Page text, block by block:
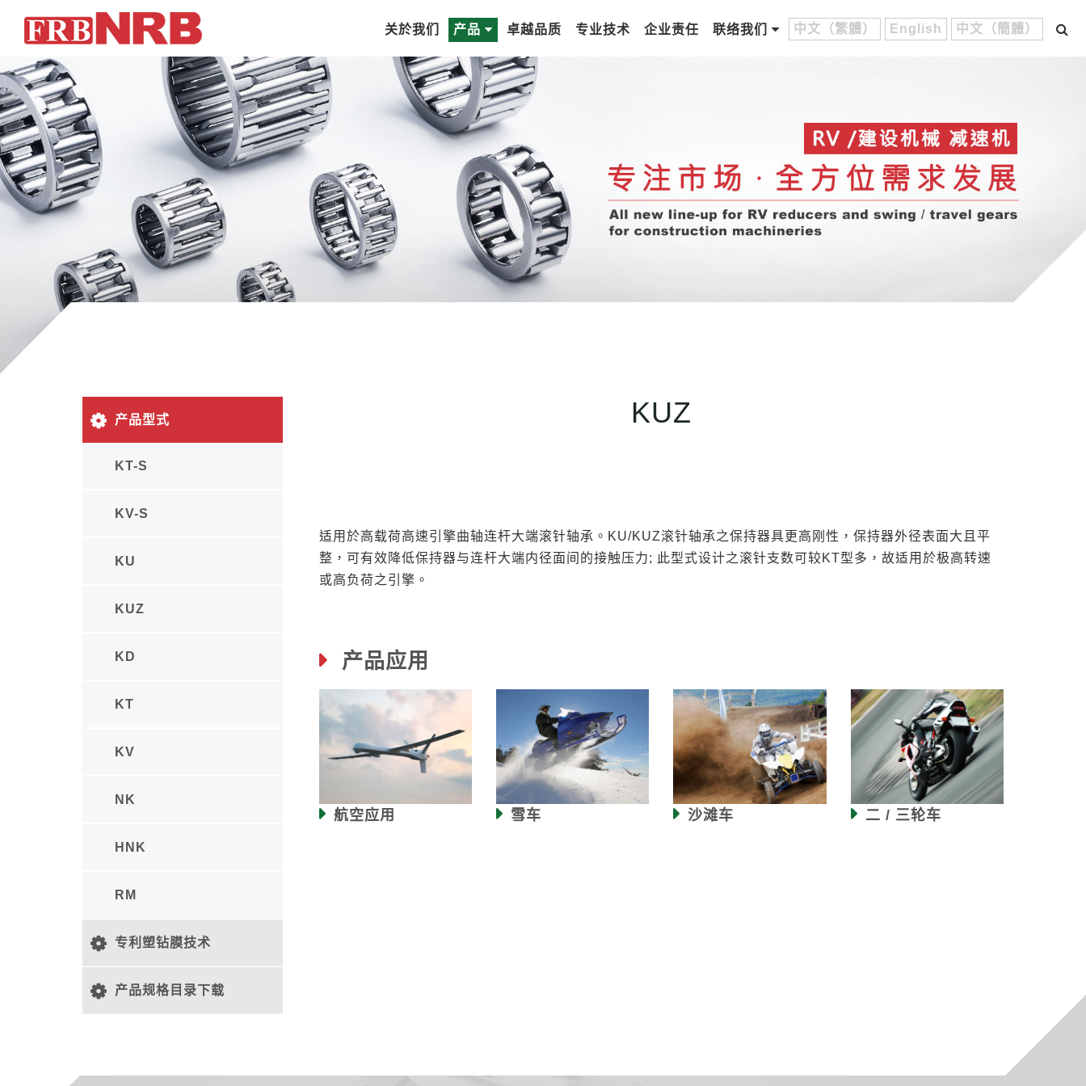
关於我们 产品 卓越品质 专业技术 企业责任 联络我们 中文（繁體） English 中文（簡體）
产品型式
KT-S
KV-S
KU
KUZ
KD
KT
KV
NK
HNK
RM
专利塑钻膜技术
产品规格目录下载
KUZ
适用於高载荷高速引擎曲轴连杆大端滚针轴承。KU/KUZ滚针轴承之保持器具更高刚性，保持器外径表面大且平
整，可有效降低保持器与连杆大端内径面间的接触压力; 此型式设计之滚针支数可较KT型多，故适用於极高转速
或高负荷之引擎。
产品应用
航空应用 雪车 沙滩车 二 / 三轮车